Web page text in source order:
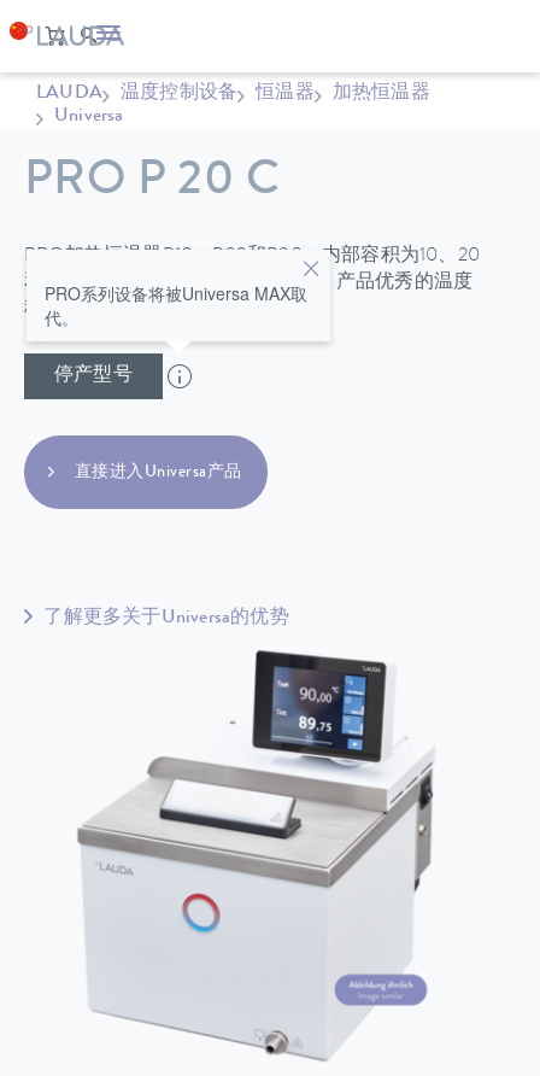
LAUDA 温度控制设备 恒温器
加热恒温器
Universa
PRO P 20 C
PRO加热恒温器P10、P20和P30，内部容积为10、20
和30升，最高运行温度达到250°C；产品优秀的温度
稳定性满足了多种浴槽应用
停产型号
PRO系列设备将被Universa MAX取
代。
直接进入Universa产品
了解更多关于Universa的优势